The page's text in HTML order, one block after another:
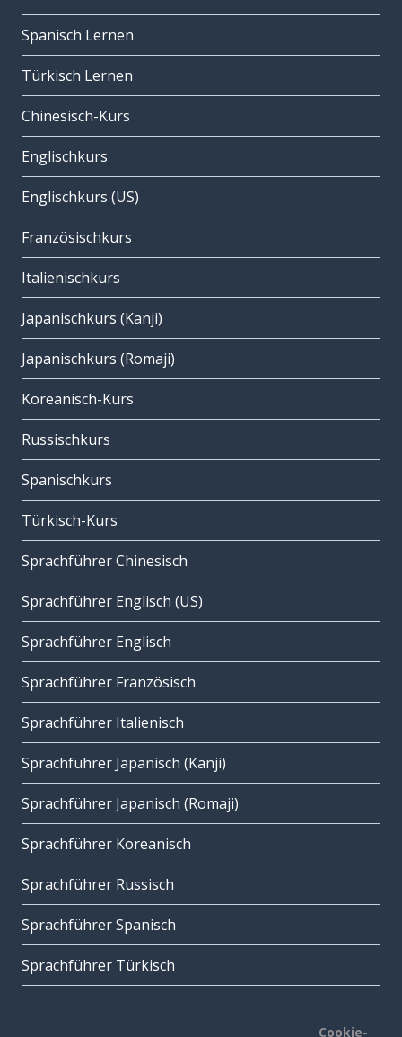
Spanisch Lernen
Türkisch Lernen
Chinesisch-Kurs
Englischkurs
Englischkurs (US)
Französischkurs
Italienischkurs
Japanischkurs (Kanji)
Japanischkurs (Romaji)
Koreanisch-Kurs
Russischkurs
Spanischkurs
Türkisch-Kurs
Sprachführer Chinesisch
Sprachführer Englisch (US)
Sprachführer Englisch
Sprachführer Französisch
Sprachführer Italienisch
Sprachführer Japanisch (Kanji)
Sprachführer Japanisch (Romaji)
Sprachführer Koreanisch
Sprachführer Russisch
Sprachführer Spanisch
Sprachführer Türkisch
Cookie-